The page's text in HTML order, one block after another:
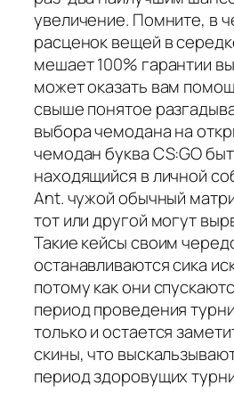
увеличение. Помните, в
расценок вещей в
мешает 100% гарантии
может оказать вам
свыше понятое
выбора чемодана на
чемодан буква CS:GO
находящийся в личной
Ant. чужой обычный
тот или другой могут
Такие кейсы своим
останавливаются сика
потому как они
период проведения
только и остается
скины, что
период здоровущих